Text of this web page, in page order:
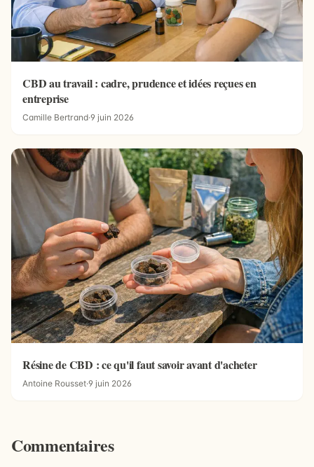
CBD au travail : cadre, prudence et idées reçues en
entreprise
Camille Bertrand·9 juin 2026
Résine de CBD : ce qu'il faut savoir avant d'acheter
Antoine Rousset·9 juin 2026
Commentaires